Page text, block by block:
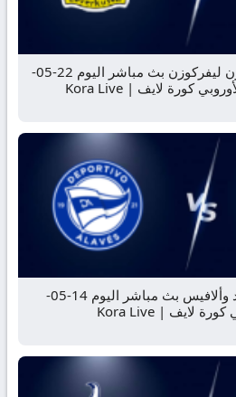
مشاهدة مباراة اتلانتا وبايرن ليفركوزن بث مباشر اليوم 22-05-
مشاهدة مباراة ريال مدريد وألافيس بث مباشر اليوم 14-05-